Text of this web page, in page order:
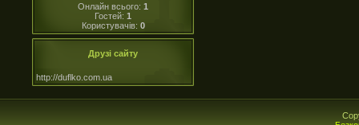
Онлайн всього: 1
Гостей: 1
Користувачів: 0
Друзі сайту
http://duflko.com.ua